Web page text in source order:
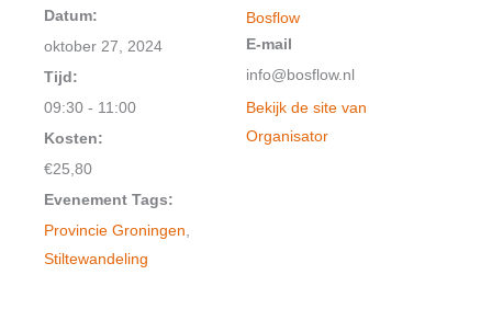
Datum:
oktober 27, 2024
Tijd:
09:30 - 11:00
Kosten:
€25,80
Evenement Tags:
Provincie Groningen
Stiltewandeling
Bosflow
E-mail
info@bosflow.nl
Bekijk de site van
Organisator